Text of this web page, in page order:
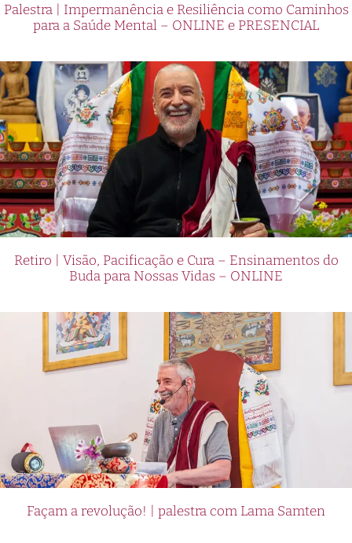
Palestra | Impermanência e Resiliência como Caminhos
para a Saúde Mental – ONLINE e PRESENCIAL
Retiro | Visão, Pacificação e Cura – Ensinamentos do
Buda para Nossas Vidas – ONLINE
Façam a revolução! | palestra com Lama Samten